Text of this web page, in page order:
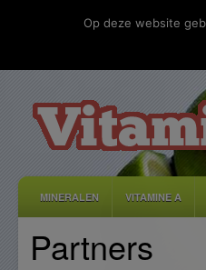
MINERALEN VITAMINE A
DISCLAIMER
Partners
Op deze website